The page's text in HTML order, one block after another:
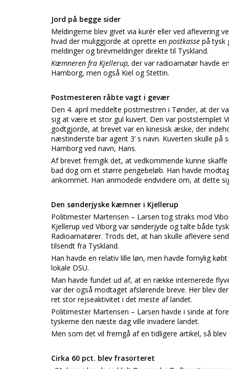
Jord på begge sider
Meldingerne blev givet via kurér eller ved aflevering
hvad der muliggjorde at oprette en postkasse på tysk
meldinger og brevmeldinger direkte til Tyskland.
Kæmneren fra Kjellerup, der var radioamatør havde
Hamborg, men også Kiel og Stettin.
Postmesteren råbte vagt i gevær
Den 4. april meddelte postmestren i Tønder, at der
sig at være et stor gul kuvert. Den var poststemplet
godtgjorde, at brevet var en kinesisk æske, der
næstinderste bar agent 3’ s navn. Kuverten skulle
Hamborg ved navn, Hans.
Af brevet fremgik det, at vedkommende kunne
bad dog om et større pengebeløb. Han havde
ankommet. Han anmodede endvidere om, at dette
Den sønderjyske kæmner i Kjellerup
Politimester Martensen – Larsen tog straks mod
Kjellerup ved Viborg var sønderjyde og talte både
Radioamatører. Trods det, at han skulle aflevere
tilsendt fra Tyskland.
Han havde en relativ lille løn, men havde fornylig
lokale DSU.
Man havde fundet ud af, at en række internerede
var der også modtaget afslørende breve. Her blev
ret stor rejseaktivitet i det meste af landet.
Politimester Martensen – Larsen havde i sinde at
tyskerne den næste dag ville invadere landet.
Men som det vil fremgå af en tidligere artikel, så
Cirka 60 pct. blev frasorteret